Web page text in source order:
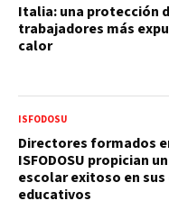
Italia: una protección
trabajadores más
calor
ISFODOSU
Directores formados
ISFODOSU propician
escolar exitoso en
educativos